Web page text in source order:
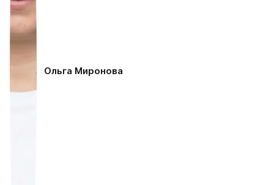
Ольга Миронова